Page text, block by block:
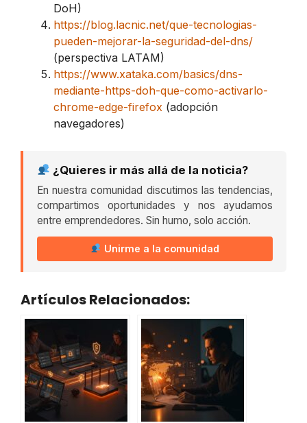
DoH)
https://blog.lacnic.net/que-tecnologias-
pueden-mejorar-la-seguridad-del-dns/
(perspectiva LATAM)
https://www.xataka.com/basics/dns-
mediante-https-doh-que-como-activarlo-
chrome-edge-firefox (adopción
navegadores)
¿Quieres ir más allá de la noticia?
En nuestra comunidad discutimos las tendencias,
compartimos oportunidades y nos ayudamos
entre emprendedores. Sin humo, solo acción.
Unirme a la comunidad
Artículos Relacionados: